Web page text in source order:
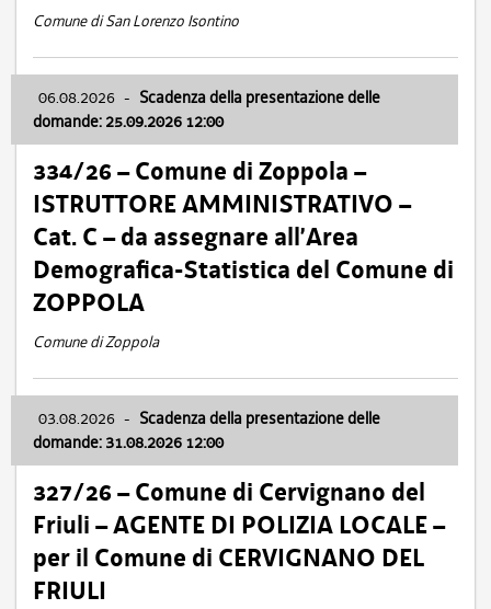
Comune di San Lorenzo Isontino
06.08.2026 - Scadenza della presentazione delle
domande: 25.09.2026 12:00
334/26 – Comune di Zoppola –
ISTRUTTORE AMMINISTRATIVO –
Cat. C – da assegnare all’Area
Demografica-Statistica del Comune di
ZOPPOLA
Comune di Zoppola
03.08.2026 - Scadenza della presentazione delle
domande: 31.08.2026 12:00
327/26 – Comune di Cervignano del
Friuli – AGENTE DI POLIZIA LOCALE –
per il Comune di CERVIGNANO DEL
FRIULI